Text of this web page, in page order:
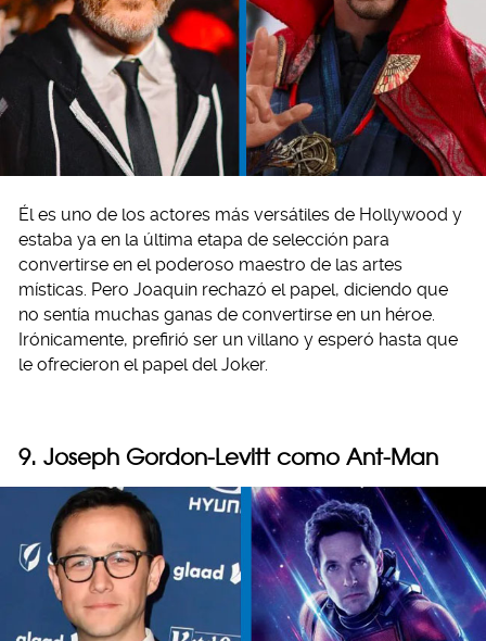
Él es uno de los actores más versátiles de Hollywood y
estaba ya en la última etapa de selección para
convertirse en el poderoso maestro de las artes
místicas. Pero Joaquin rechazó el papel, diciendo que
no sentía muchas ganas de convertirse en un héroe.
Irónicamente, prefirió ser un villano y esperó hasta que
le ofrecieron el papel del Joker.
9. Joseph Gordon-Levitt como Ant-Man